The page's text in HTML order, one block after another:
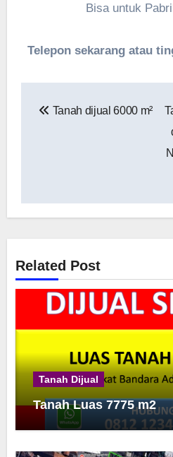
Bisa untuk
Telepon sekarang atau
Tanah dijual 6000 m²
Related Post
Tanah Dijual
Tanah Luas 7775 m2